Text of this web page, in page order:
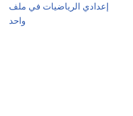
إعدادي الرياضيات في ملف
واحد